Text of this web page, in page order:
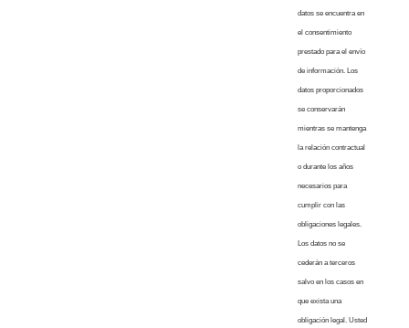
datos se encuentra en
el consentimiento
prestado para el envío
de información. Los
datos proporcionados
se conservarán
mientras se mantenga
la relación contractual
o durante los años
necesarios para
cumplir con las
obligaciones legales.
Los datos no se
cederán a terceros
salvo en los casos en
que exista una
obligación legal. Usted